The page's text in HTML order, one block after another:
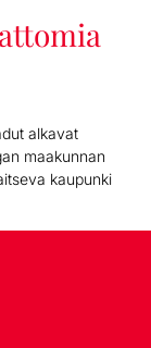
alkavat
maakunnan
kaupunki